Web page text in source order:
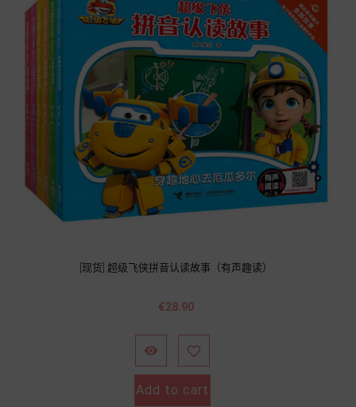
[现货] 超级飞侠拼音认读故事（有声趣读）
價
€28.90
 
Add to cart